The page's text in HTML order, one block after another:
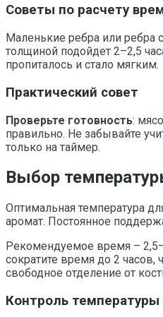
Советы по расчету
Маленькие ребра или ребра
толщиной подойдет 2–2,5
пропиталось и стало мягким.
Практический совет
Проверьте готовность:
правильно. Не забывайте
только на таймер.
Выбор
Оптимальная температура
аромат. Постоянное
Рекомендуемое время –
сократите время до 2 часов,
свободное отделение от
Контроль